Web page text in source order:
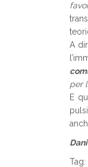
A
per
E
Tag: